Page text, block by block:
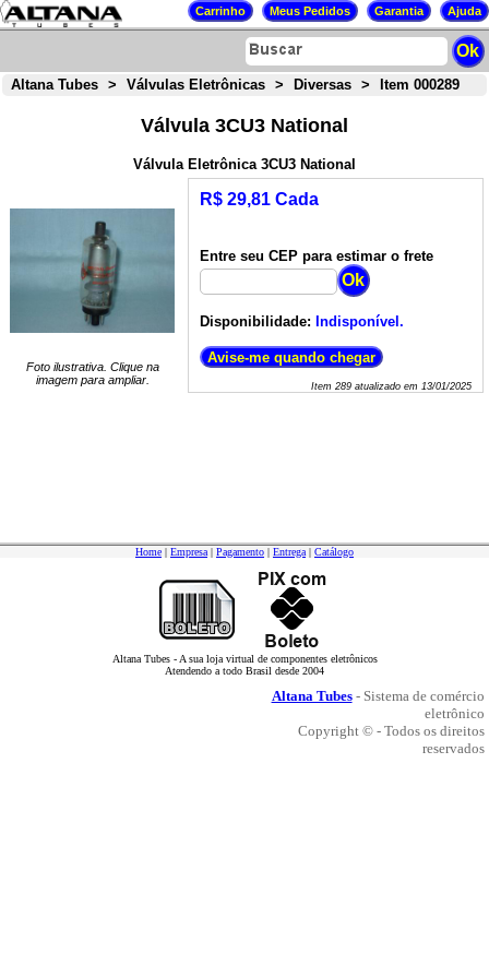
Altana Tubes > Válvulas Eletrônicas > Diversas > Item 000289
Válvula 3CU3 National
Válvula Eletrônica 3CU3 National
Foto ilustrativa. Clique na
imagem para ampliar.
R$ 29,81 Cada
Entre seu CEP para estimar o frete
Disponibilidade: Indisponível.
Item 289atualizado em 13/01/2025
Home | Empresa | Pagamento | Entrega | Catálogo
Altana Tubes - A sua loja virtual de componentes eletrônicos
Atendendo a todo Brasil desde 2004
Altana Tubes- Sistema de comércio
eletrônico
Copyright © - Todos os direitos
reservados